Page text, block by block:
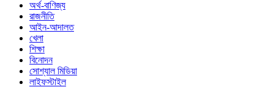
অর্থ-বাণিজ্য
রাজনীতি
আইন-আদালত
খেলা
শিক্ষা
বিনোদন
সোশ্যাল মিডিয়া
লাইফস্টাইল